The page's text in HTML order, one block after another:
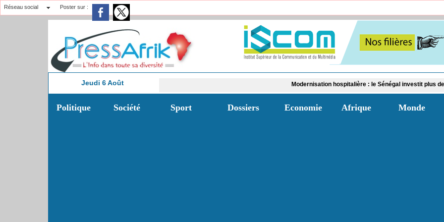
Réseau social Poster sur :
Jeudi 6 Août Modernisation hospitalière : le Sénégal investit plus de 2,5 milliards
Politique Société Sport Dossiers Economie Afrique Monde